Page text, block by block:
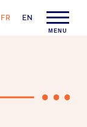
MENU
LANGAGE :
FR EN